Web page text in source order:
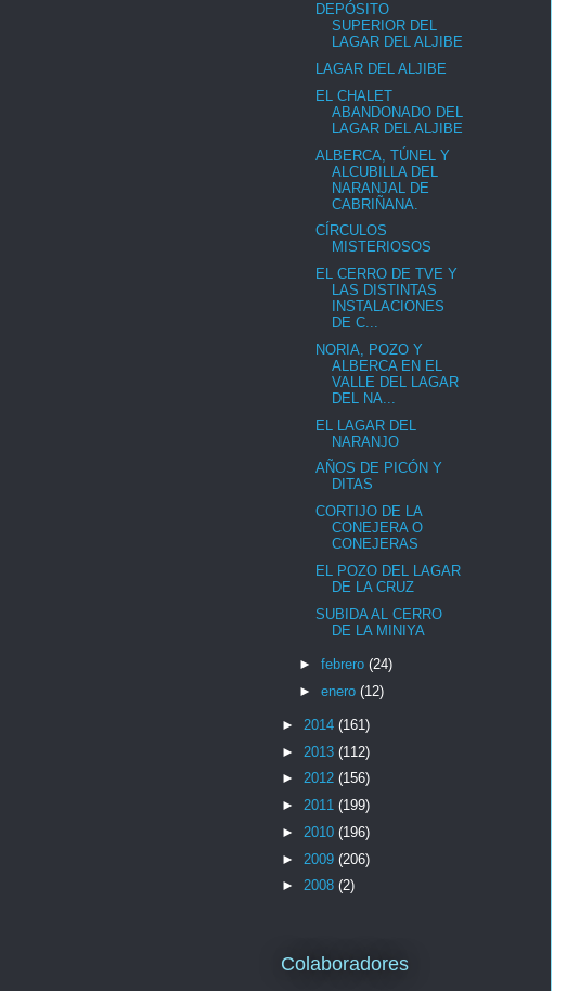
DEPÓSITO
SUPERIOR DEL
LAGAR DEL ALJIBE
LAGAR DEL ALJIBE
EL CHALET
ABANDONADO DEL
LAGAR DEL ALJIBE
ALBERCA, TÚNEL Y
ALCUBILLA DEL
NARANJAL DE
CABRIÑANA.
CÍRCULOS
MISTERIOSOS
EL CERRO DE TVE Y
LAS DISTINTAS
INSTALACIONES
DE C...
NORIA, POZO Y
ALBERCA EN EL
VALLE DEL LAGAR
DEL NA...
EL LAGAR DEL
NARANJO
AÑOS DE PICÓN Y
DITAS
CORTIJO DE LA
CONEJERA O
CONEJERAS
EL POZO DEL LAGAR
DE LA CRUZ
SUBIDA AL CERRO
DE LA MINIYA
► febrero (24)
► enero (12)
► 2014 (161)
► 2013 (112)
► 2012 (156)
► 2011 (199)
► 2010 (196)
► 2009 (206)
► 2008 (2)
Colaboradores